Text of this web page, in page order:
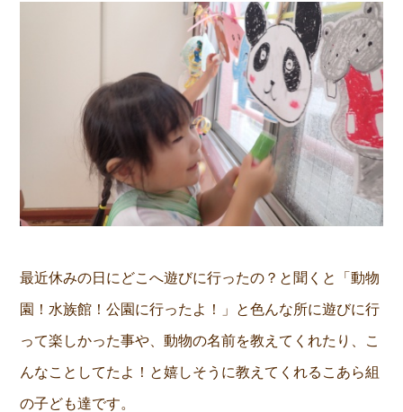
最近休みの日にどこへ遊びに行ったの？と聞くと「動物
園！水族館！公園に行ったよ！」と色んな所に遊びに行
って楽しかった事や、動物の名前を教えてくれたり、こ
んなことしてたよ！と嬉しそうに教えてくれるこあら組
の子ども達です。